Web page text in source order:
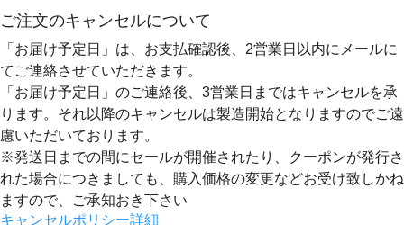
ご注文のキャンセルについて
「お届け予定日」は、お支払確認後、 2営業日以内にメールに
てご連絡させていただきます。
「お届け予定日」のご連絡後、 3営業日まではキャンセルを承
ります。 それ以降のキャンセルは製造開始となりますのでご遠
慮いただいております。
※発送日までの間にセールが開催されたり、クーポンが発行さ
れた場合につきましても、購入価格の変更などお受け致しかね
ますので、ご承知おき下さい
キャンセルポリシー詳細